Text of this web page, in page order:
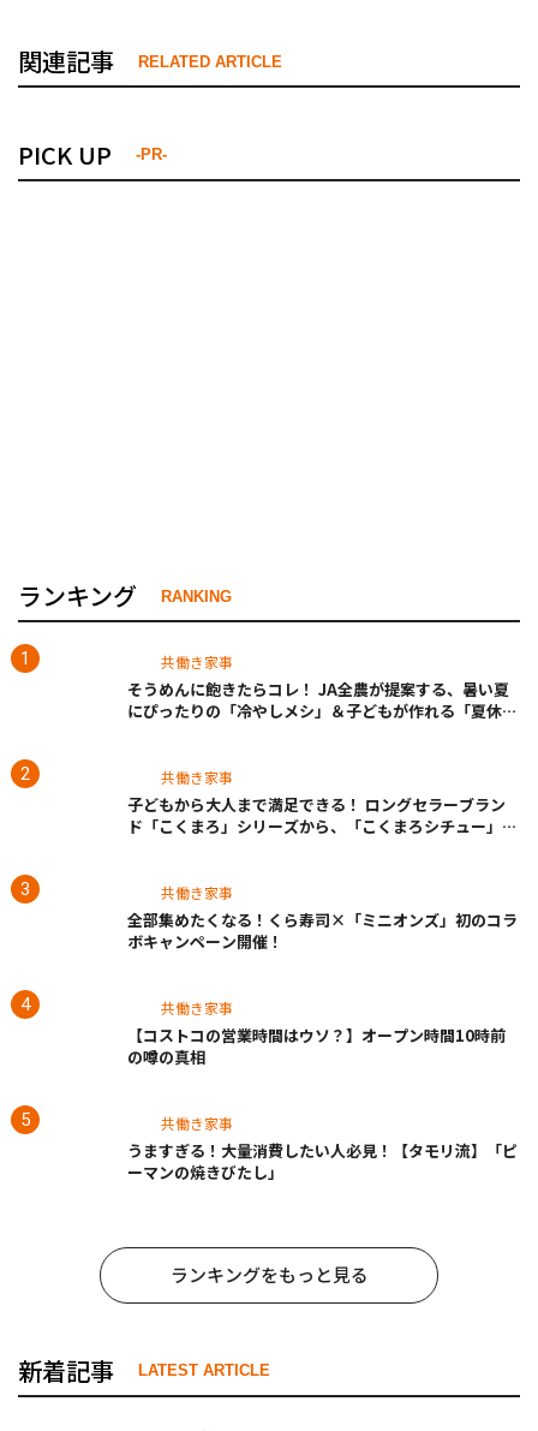
関連記事 RELATED ARTICLE
PICK UP -PR-
ランキング RANKING
共働き家事
そうめんに飽きたらコレ！ JA全農が提案する、暑い夏
にぴったりの「冷やしメシ」＆子どもが作れる「夏休み
共働き家事
子どもから大人まで満足できる！ ロングセラーブラン
ド「こくまろ」シリーズから、「こくまろシチュー」＜
共働き家事
全部集めたくなる！くら寿司×「ミニオンズ」初のコラ
ボキャンペーン開催！
共働き家事
【コストコの営業時間はウソ？】オープン時間10時前
の噂の真相
共働き家事
うますぎる！大量消費したい人必見！【タモリ流】「ピ
ーマンの焼きびたし」
ランキングをもっと見る
新着記事 LATEST ARTICLE